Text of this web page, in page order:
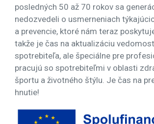
posledných 50 až 70 rokov sa
nedozvedeli o usmerneniach
a prevencie, ktoré nám teraz
takže je čas na aktualizáciu
spotrebiteľa, ale špeciálne pre
pracujú so spotrebiteľmi v oblasti
športu a životného štýlu. Je čas na
hnutie!